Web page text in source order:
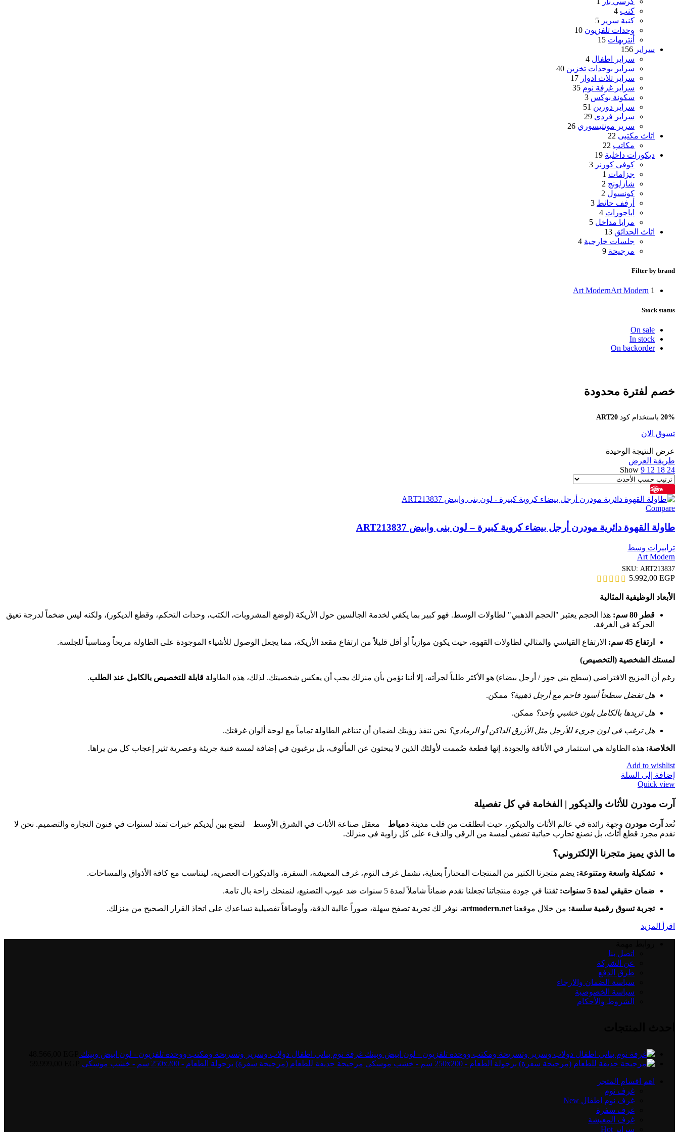
كنب 4
كنبة سرير 5
وحدات تلفزيون 10
أنتريهات 15
سراير 156
سراير اطفال 4
سراير بوحدات تخزين 40
سراير ثلاث ادوار 17
سراير غرفة نوم 35
سكونة بوكس 3
سراير دورين 51
سراير فردى 29
سرير مونتيسوري 26
اثاث مكتبى 22
مكاتب 22
ديكورات داخلية 19
كوفى كورنر 3
جزامات 1
شازلونج 2
كونسول 2
أرفف حائط 3
اباجورات 4
مرايا مداخل 5
اثاث الحدائق 13
جلسات خارجية 4
مرجيحة 9
Filter by brand
Art ModernArt Modern 1
Stock status
On sale
In stock
On backorder
خصم لفترة محدودة
20% باستخدام كود ART20
تسوق الان
عرض النتيجة الوحيدة
طريقة العرض
Show 9 12 18 24
Save
Compare
طاولة القهوة دائرية مودرن أرجل بيضاء كروية كبيرة – لون بنى وابيض ART213837
ترابيزات وسط
Art Modern
SKU: ART213837
5.992,00 EGP
الأبعاد الوظيفية المثالية
قطر 80 سم:
هذا الحجم يعتبر "الحجم الذهبي" لطاولات الوسط. فهو كبير بما يكفي لخدمة الجالسين حول الأريكة (لوضع المشروبات، الكتب، وحدات التحكم، وقطع الديكور)، ولكنه ليس ضخماً لدرجة تعيق
الحركة في الغرفة.
ارتفاع 45 سم: الارتفاع القياسي والمثالي لطاولات القهوة، حيث يكون موازياً أو أقل قليلاً من ارتفاع مقعد الأريكة، مما يجعل الوصول للأشياء الموجودة على الطاولة مريحاً ومناسباً للجلسة.
لمستك الشخصية (التخصيص)
رغم أن المزيج الافتراضي (سطح بني جوز / أرجل بيضاء) هو الأكثر طلباً لجرأته، إلا أننا نؤمن بأن منزلك يجب أن يعكس شخصيتك. لذلك، هذه الطاولة قابلة للتخصيص بالكامل عند الطلب.
هل تفضل سطحاً أسود فاحم مع أرجل ذهبية؟ ممكن.
هل تريدها بالكامل بلون خشبي واحد؟ ممكن.
هل ترغب في لون جريء للأرجل مثل الأزرق الداكن أو الرمادي؟ نحن ننفذ رؤيتك لضمان أن تتناغم الطاولة تماماً مع لوحة ألوان غرفتك.
الخلاصة: هذه الطاولة هي استثمار في الأناقة والجودة. إنها قطعة صُممت لأولئك الذين لا يبحثون عن المألوف، بل يرغبون في إضافة لمسة فنية جريئة وعصرية تثير إعجاب كل من يراها.
Add to wishlist
إضافة إلى السلة
Quick view
آرت مودرن للأثاث والديكور | الفخامة في كل تفصيلة
تُعد آرت مودرن وجهة رائدة في عالم الأثاث والديكور، حيث انطلقت من قلب مدينة دمياط – معقل صناعة الأثاث في الشرق الأوسط – لتضع بين أيديكم خبرات تمتد لسنوات في فنون النجارة والتصميم. نحن لا
نقدم مجرد قطع أثاث، بل نصنع تجارب حياتية تضفي لمسة من الرقي والدفء على كل زاوية في منزلك.
ما الذي يميز متجرنا الإلكتروني؟
تشكيلة واسعة ومتنوعة: يضم متجرنا الكثير من المنتجات المختاراً بعناية، تشمل غرف النوم، غرف المعيشة، السفرة، والديكورات العصرية، ليتناسب مع كافة الأذواق والمساحات.
ضمان حقيقي لمدة 5 سنوات: ثقتنا في جودة منتجاتنا تجعلنا نقدم ضماناً شاملاً لمدة 5 سنوات ضد عيوب التصنيع، لنمنحك راحة بال تامة.
تجربة تسوق رقمية سلسة: من خلال موقعنا artmodern.net، نوفر لك تجربة تصفح سهلة، صوراً عالية الدقة، وأوصافاً تفصيلية تساعدك على اتخاذ القرار الصحيح من منزلك.
اقرأ المزيد
اتصل بنا
عن الشركة
طرق الدفع
سياسة الضمان والارجاء
سياسة الخصوصية
الشروط والأحكام
غرفة نوم بناتي اطفال دولاب وسرير وتسريحة ومكتب ووحدة تلفزيون - لون ابيض وبينك
مرجيحة حديقة للطعام (مرجيحة سفرة) برجولة الطعام - 250x200 سم - خشب موسكى
اهم اقسام المتجر
غرف نوم
غرف نوم اطفال New
غرف سفرة
غرف المعيشة
سراير Hot